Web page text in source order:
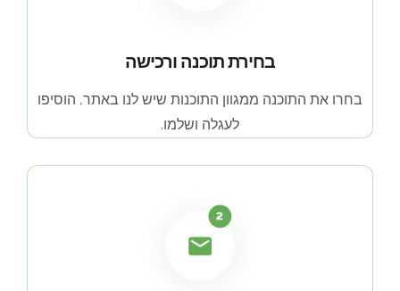
בחירת תוכנה ורכישה
בחרו את התוכנה ממגוון התוכנות שיש לנו באתר, הוסיפו
לעגלה ושלמו.